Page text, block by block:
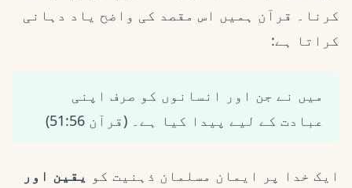
کرنا۔ قرآن ہمیں اس مقصد کی واضح یاد دہانی
کراتا ہے:
میں نے جن اور انسانوں کو صرف اپنی
عبادت کے لیے پیدا کیا ہے۔ (قرآن 51:56)
ایک خدا پر ایمان مسلمان ذہنیت کو یقین اور